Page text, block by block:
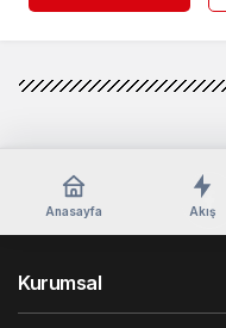
Anasayfa Akış
Kurumsal